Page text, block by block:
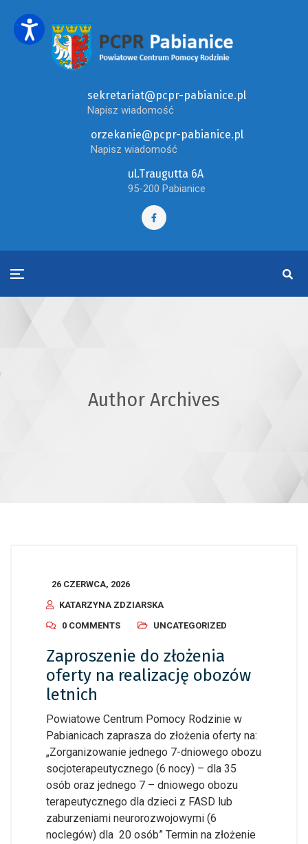
sekretariat@pcpr-pabianice.pl
Napisz wiadomość
orzekanie@pcpr-pabianice.pl
Napisz wiadomość
ul.Traugutta 6A
95-200 Pabianice
Author Archives
26 CZERWCA, 2026
KATARZYNA ZDZIARSKA
0 COMMENTS
UNCATEGORIZED
Zaproszenie do złożenia
oferty na realizację obozów
letnich
Powiatowe Centrum Pomocy Rodzinie w
Pabianicach zaprasza do złożenia oferty na:
„Zorganizowanie jednego 7-dniowego obozu
socjoterapeutycznego (6 nocy) – dla 35
osób oraz jednego 7 – dniowego obozu
terapeutycznego dla dzieci z FASD lub
zaburzeniami neurorozwojowymi (6
noclegów) dla 20 osób” Termin na złożenie